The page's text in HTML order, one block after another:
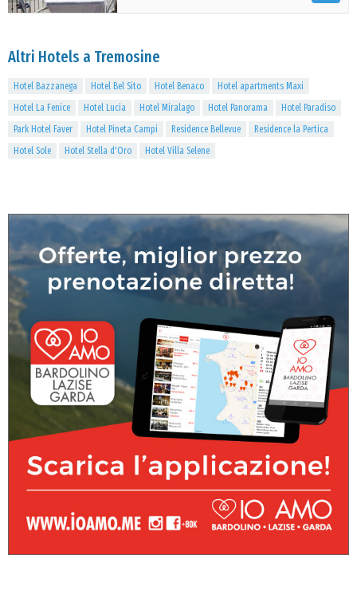
Altri Hotels a Tremosine
Hotel Bazzanega Hotel Bel Sito Hotel Benaco
Hotel apartments Maxi
Hotel La Fenice
Hotel Lucia Hotel Miralago Hotel Panorama
Hotel Paradiso
Park Hotel Faver
Hotel Pineta Campi Residence Bellevue
Residence la Pertica
Hotel Sole
Hotel Stella d'Oro Hotel Villa Selene